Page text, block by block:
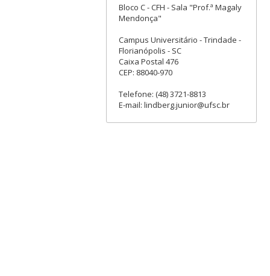
Bloco C - CFH - Sala "Prof.ª Magaly
Mendonça"
Campus Universitário - Trindade -
Florianópolis - SC
Caixa Postal 476
CEP: 88040-970
Telefone: (48) 3721-8813
E-mail: lindberg.junior@ufsc.br